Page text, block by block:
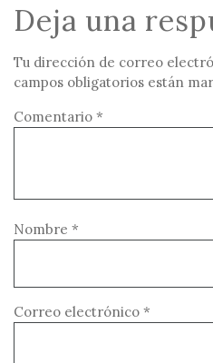
Deja una
Tu dirección de correo
campos obligatorios están
Comentario *
Nombre *
Correo electrónico *